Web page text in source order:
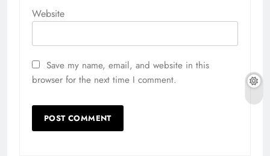
Website
Save my name, email, and website in this
browser for the next time I comment.